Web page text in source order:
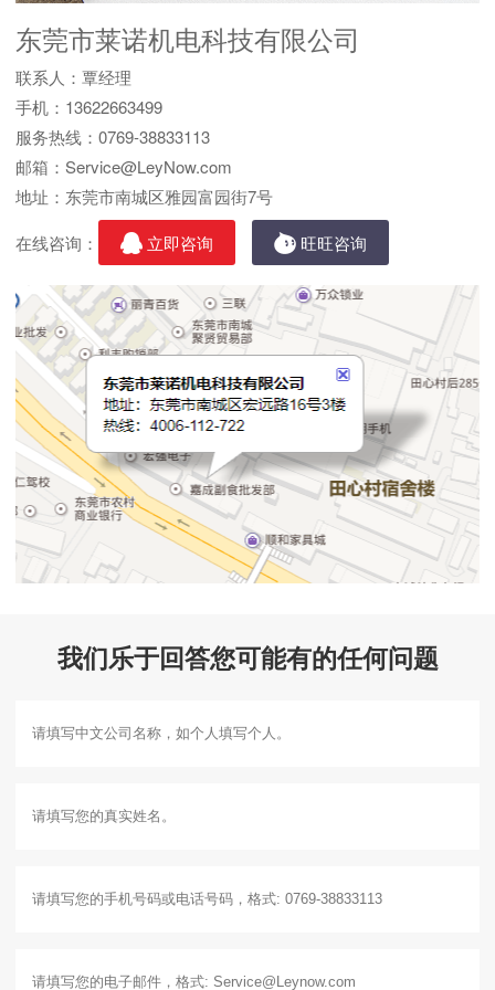
东莞市莱诺机电科技有限公司
联系人：覃经理
手机：13622663499
服务热线：0769-38833113
邮箱：Service@LeyNow.com
地址：东莞市南城区雅园富园街7号
在线咨询：
立即咨询 旺旺咨询
我们乐于回答您可能有的任何问题